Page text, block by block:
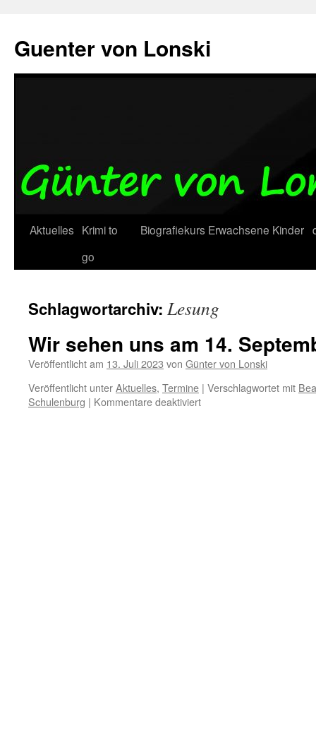
springen
Guenter von Lonski
Aktuelles Krimi to
go
Biografiekurs Erwachsene Kinder
Schlagwortarchiv: Lesung
Wir sehen uns am 14.
Veröffentlicht am 13. Juli 2023 von Günter von Lonski
Veröffentlicht unterAktuelles, Termine | Verschlagwortet mit
Schulenburg | Kommentare deaktiviertfür